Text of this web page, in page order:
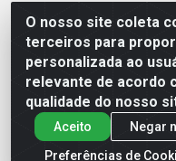
O nosso site coleta
terceiros para
personalizada ao
relevante de acordo
qualidade do nosso
Aceito
Negar
Preferências de
MR Distribuidora -
Distrito Industrial,
CNPJ